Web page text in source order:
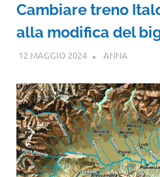
Cambiare treno
alla modifica del
12 MAGGIO 2024 ANNA